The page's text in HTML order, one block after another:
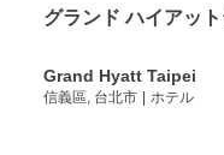
グランド ハイアッ
Grand Hyatt Taipei
信義區, 台北市 ホテル